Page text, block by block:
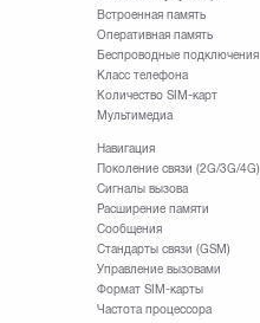
Встроенная память
Оперативная память
Беспроводные подключения
Класс телефона
Количество SIM-карт
Мультимедиа
Навигация
Поколение связи (2G/3G/4G)
Сигналы вызова
Расширение памяти
Сообщения
Стандарты связи (GSM)
Управление вызовами
Формат SIM-карты
Частота процессора